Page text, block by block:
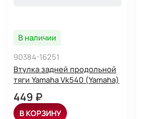
В наличии
90384-16251
Втулка задней продольной
тяги Yamaha Vk540 (Yamaha)
449 ₽
В КОРЗИНУ